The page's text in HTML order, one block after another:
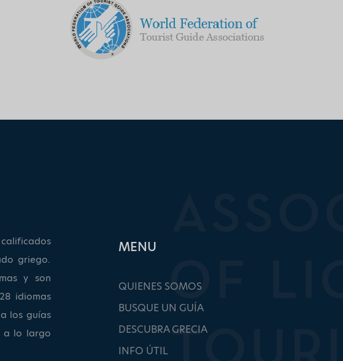
griego.
y son
idiomas
los guías
a lo largo
ΜΕΝU
QUIENES SOMOS
BUSQUE UN GUÍA
DESCUBRA GRECIA
INFO ÚTIL